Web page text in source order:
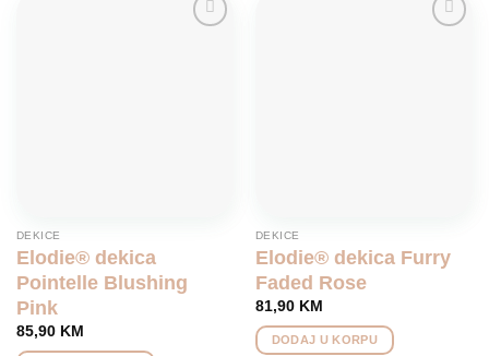
DEKICE
Elodie® dekica
Pointelle Blushing
Pink
85,90 KM
DEKICE
Elodie® dekica Furry
Faded Rose
81,90 KM
DODAJ U KORPU